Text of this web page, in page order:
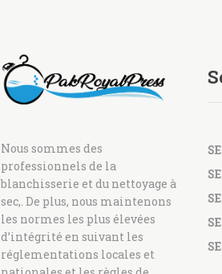
Nous sommes des
professionnels de la
blanchisserie et du nettoyage à
sec,. De plus, nous maintenons
les normes les plus élevées
d’intégrité en suivant les
réglementations locales et